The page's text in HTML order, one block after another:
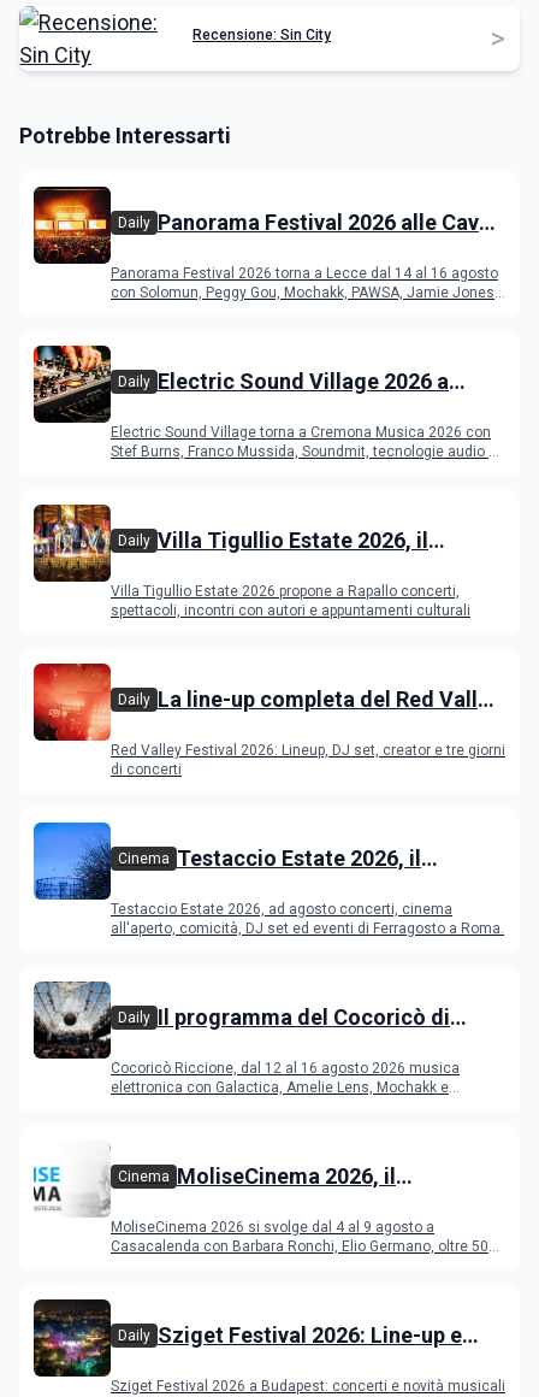
Recensione: Sin City >
Potrebbe Interessarti
Daily Panorama Festival 2026 alle Cave
programma
Panorama Festival 2026 torna a Lecce dal 14 al 16 agosto
con Solomun, Peggy Gou, Mochakk, PAWSA, Jamie Jones
Daily Electric Sound Village 2026 a
Young Band Contest, il programma
Electric Sound Village torna a Cremona Musica 2026 con
Stef Burns, Franco Mussida, Soundmit, tecnologie audio e
Daily Villa Tigullio Estate 2026, il
Villa Tigullio Estate 2026 propone a Rapallo concerti,
spettacoli, incontri con autori e appuntamenti culturali
Daily La line-up completa del Red Valley
Red Valley Festival 2026: Lineup, DJ set, creator e tre giorni
di concerti
Cinema Testaccio Estate 2026, il
Ferragosto
Testaccio Estate 2026, ad agosto concerti, cinema
all'aperto, comicità, DJ set ed eventi di Ferragosto a Roma.
Daily Il programma del Cocoricò di
Cocoricò Riccione, dal 12 al 16 agosto 2026 musica
elettronica con Galactica, Amelie Lens, Mochakk e
Cinema MoliseCinema 2026, il
MoliseCinema 2026 si svolge dal 4 al 9 agosto a
Casacalenda con Barbara Ronchi, Elio Germano, oltre 50
Daily Sziget Festival 2026: Line-up e
Sziget Festival 2026 a Budapest: concerti e novità musicali